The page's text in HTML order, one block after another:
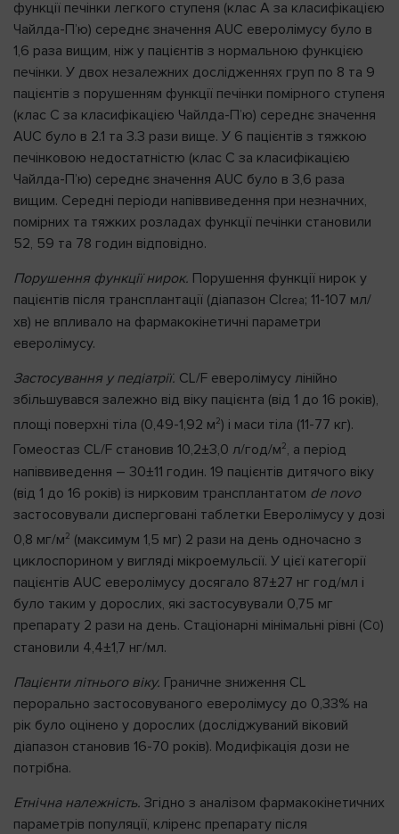
функції печінки легкого ступеня (клас А за класифікацією
Чайлда-П’ю) середнє значення AUC еверолімусу було в
1,6 раза вищим, ніж у пацієнтів з нормальною функцією
печінки. У двох незалежних дослідженнях груп по 8 та 9
пацієнтів з порушенням функції печінки помірного ступеня
(клас С за класифікацією Чайлда-П’ю) середнє значення
AUC було в 2.1 та 3.3 рази вище. У 6 пацієнтів з тяжкою
печінковою недостатністю (клас С за класифікацією
Чайлда-П’ю) середнє значення AUC було в 3,6 раза
вищим. Середні періоди напіввиведення при незначних,
помірних та тяжких розладах функції печінки становили
52, 59 та 78 годин відповідно.
Порушення функції нирок. Порушення функції нирок у
пацієнтів після трансплантації (діапазон Clcrea; 11-107 мл/
хв) не впливало на фармакокінетичні параметри
еверолімусу.
Застосування у педіатрії. CL/F еверолімусу лінійно
збільшувався залежно від віку пацієнта (від 1 до 16 років),
площі поверхні тіла (0,49-1,92 м2) і маси тіла (11-77 кг).
Гомеостаз CL/F становив 10,2±3,0 л/год/м2, а період
напіввиведення – 30±11 годин. 19 пацієнтів дитячого віку
(від 1 до 16 років) із нирковим трансплантатом de novo
застосовували дисперговані таблетки Еверолімусу у дозі
0,8 мг/м2 (максимум 1,5 мг) 2 рази на день одночасно з
циклоспорином у вигляді мікроемульсії. У цієї категорії
пацієнтів AUC еверолімусу досягало 87±27 нг год/мл і
було таким у дорослих, які застосувували 0,75 мг
препарату 2 рази на день. Стаціонарні мінімальні рівні (С0)
становили 4,4±1,7 нг/мл.
Пацієнти літнього віку. Граничне зниження CL
перорально застосовуваного еверолімусу до 0,33% на
рік було оцінено у дорослих (досліджуваний віковий
діапазон становив 16-70 років). Модифікація дози не
потрібна.
Етнічна належність. Згідно з аналізом фармакокінетичних
параметрів популяції, кліренс препарату після